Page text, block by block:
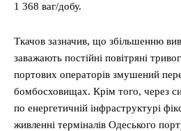
1 368 ваг/добу.
Ткачов зазначив, що збільшенню
заважають постійні повітряні
портових операторів змушений
бомбосховищах. Крім того, через
по енергетичній інфраструктурі
живленні терміналів Одеського